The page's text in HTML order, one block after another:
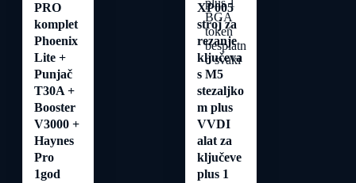
PRO
komplet
Phoenix
Lite +
Punjač
T30A +
Booster
V3000 +
Haynes
Pro
1god
XP005
stroj za
rezanje
ključeva
s M5
stezaljko
m plus
VVDI
alat za
ključeve
plus 1